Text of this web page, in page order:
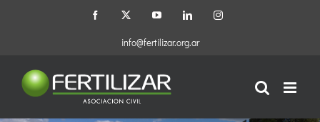
Facebook
X YouTubeLinkedInInstagram
info@fertilizar.org.ar